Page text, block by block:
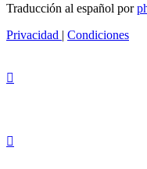
Traducción al español por
Privacidad | Condiciones